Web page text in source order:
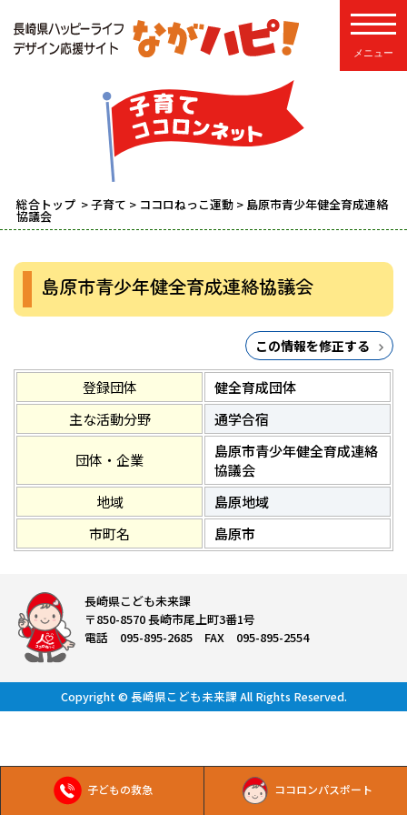
子どもの救急 ココロンパスポート
総合トップ >子育て > ココロねっこ運動 > 島原市青少年健全育成連絡
協議会
島原市青少年健全育成連絡協議会
この情報を修正する
登録団体
健全育成団体
主な活動分野
通学合宿
団体・企業
島原市青少年健全育成連絡
協議会
地域
島原地域
市町名
島原市
長崎県こども未来課
〒850-8570 長崎市尾上町3番1号
電話 095-895-2685 FAX 095-895-2554
Copyright © 長崎県こども未来課 All Rights Reserved.